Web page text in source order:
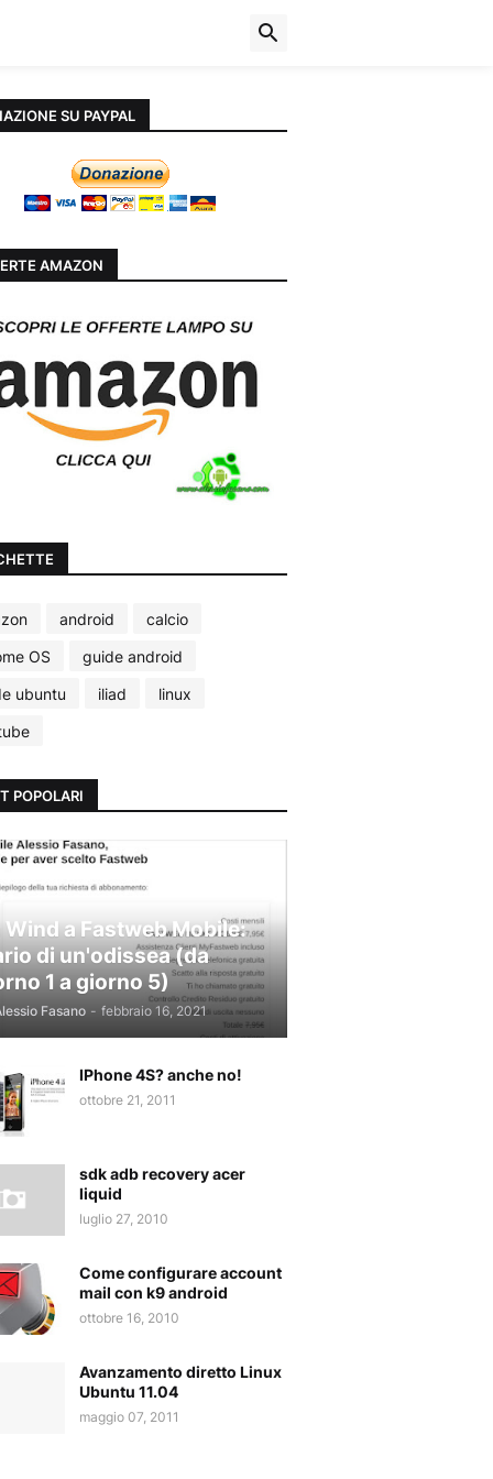
SU PAYPAL
AMAZON
android
calcio
OS
guide android
ubuntu
iliad
linux
POPOLARI
Wind a Fastweb Mobile:
di un'odissea (da
1 a giorno 5)
Fasano - febbraio 16, 2021
IPhone 4S? anche no!
ottobre 21, 2011
sdk adb recovery acer
liquid
luglio 27, 2010
Come configurare account
mail con k9 android
ottobre 16, 2010
Avanzamento diretto Linux
Ubuntu 11.04
maggio 07, 2011